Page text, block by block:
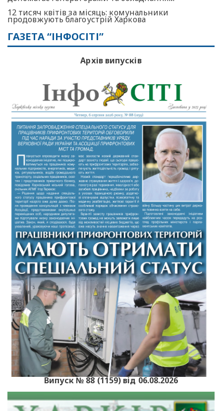
12 тисяч квітів за місяць: комунальники
продовжують благоустрій Харкова
ГАЗЕТА “ІНФОСІТІ”
Архів випусків
Випуск № 88 (1159) від 06.08.2026